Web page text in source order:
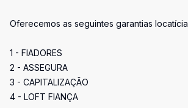
Oferecemos as seguintes garantias
1 - FIADORES
2 - ASSEGURA
3 - CAPITALIZAÇÃO
4 - LOFT FIANÇA